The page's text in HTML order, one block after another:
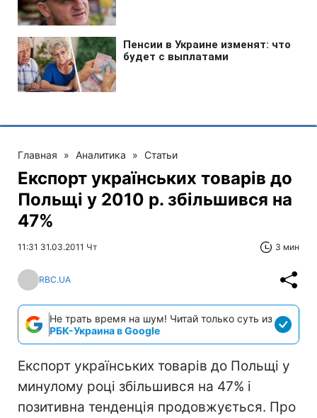
Главная » Аналитика » Статьи
Експорт українських товарів до
Польщі у 2010 р. збільшився на
47%
11:31 31.03.2011 Чт 3 мин
RBC.UA
Не трать время на шум! Читай только суть из
РБК-Украина в Google
Експорт українських товарів до Польщі у
минулому році збільшився на 47% і
позитивна тенденція продовжується. Про